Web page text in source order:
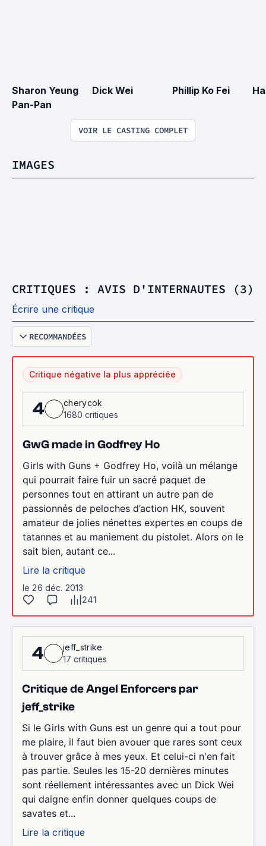
Sharon Yeung
Pan-Pan
Dick Wei Phillip Ko Fei
VOIR LE CASTING COMPLET
IMAGES
CRITIQUES : AVIS D'INTERNAUTES (3)
Écrire une critique
RECOMMANDÉES
Critique négative la plus appréciée
4
cherycok
1680 critiques
GwG made in Godfrey Ho
Girls with Guns + Godfrey Ho, voilà un mélange
qui pourrait faire fuir un sacré paquet de
personnes tout en attirant un autre pan de
passionnés de peloches d’action HK, souvent
amateur de jolies nénettes expertes en coups de
tatannes et au maniement du pistolet. Alors on le
sait bien, autant ce...
Lire la critique
le 26 déc. 2013
241
4
jeff_strike
17 critiques
Critique de Angel Enforcers par
jeff_strike
Si le Girls with Guns est un genre qui a tout pour
me plaire, il faut bien avouer que rares sont ceux
à trouver grâce à mes yeux. Et celui-ci n'en fait
pas partie. Seules les 15-20 dernières minutes
sont réellement intéressantes avec un Dick Wei
qui daigne enfin donner quelques coups de
savates et...
Lire la critique